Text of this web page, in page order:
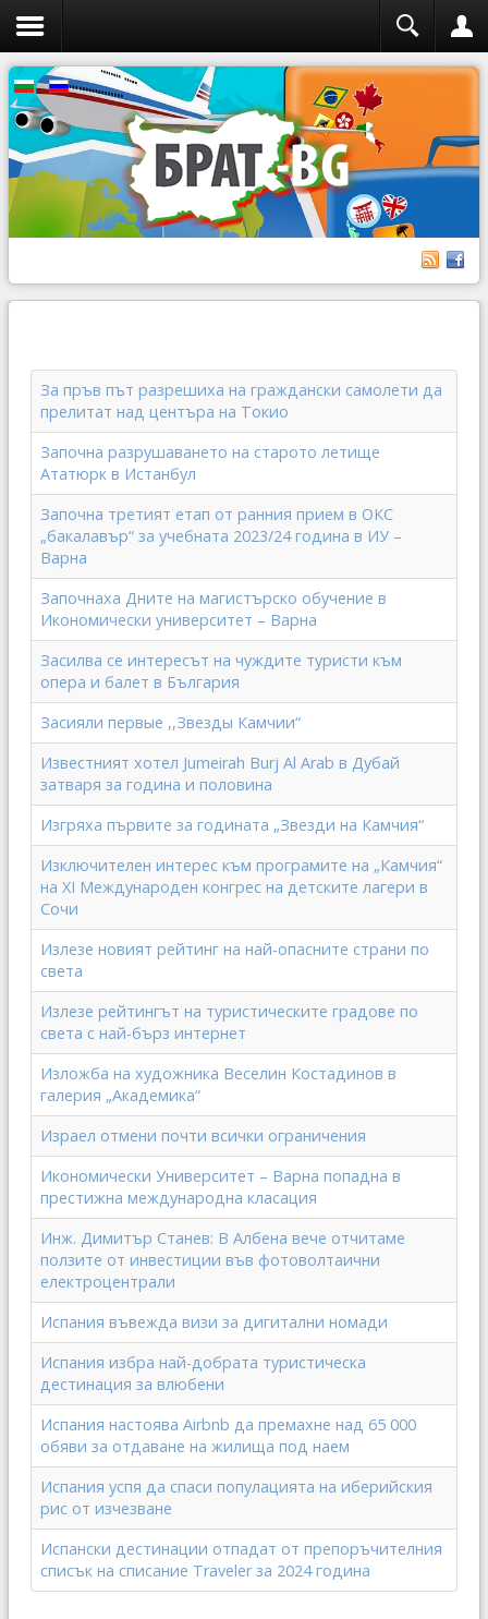
За пръв път разрешиха на граждански самолети да
прелитат над центъра на Токио
Започна разрушаването на старото летище
Ататюрк в Истанбул
Започна третият етап от ранния прием в ОКС
„бакалавър“ за учебната 2023/24 година в ИУ –
Варна
Започнаха Дните на магистърско обучение в
Икономически университет – Варна
Засилва се интересът на чуждите туристи към
опера и балет в България
Засияли первые ,,Звезды Камчии“
Известният хотел Jumeirah Burj Al Arab в Дубай
затваря за година и половина
Изгряха първите за годината „Звезди на Камчия“
Изключителен интерес към програмите на „Камчия“
на ХI Международен конгрес на детските лагери в
Сочи
Излезе новият рейтинг на най-опасните страни по
света
Излезе рейтингът на туристическите градове по
света с най-бърз интернет
Изложба на художника Веселин Костадинов в
галерия „Академика“
Израел отмени почти всички ограничения
Икономически Университет – Варна попадна в
престижна международна класация
Инж. Димитър Станев: В Албена вече отчитаме
ползите от инвестиции във фотоволтаични
електроцентрали
Испания въвежда визи за дигитални номади
Испания избра най-добрата туристическа
дестинация за влюбени
Испания настоява Airbnb да премахне над 65 000
обяви за отдаване на жилища под наем
Испания успя да спаси популацията на иберийския
рис от изчезване
Испански дестинации отпадат от препоръчителния
списък на списание Traveler за 2024 година